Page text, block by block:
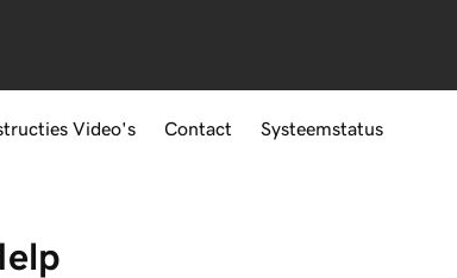
Video's Contact Systeemstatus